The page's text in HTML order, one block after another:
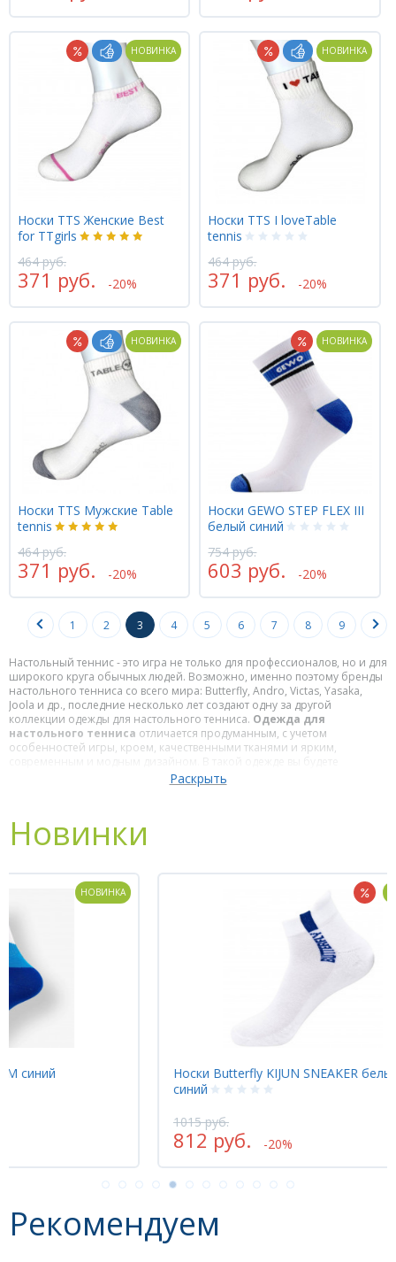
НОВИНКА
Носки TTS Женские Best
for TTgirls
464 руб.
371 руб. -20%
НОВИНКА
Носки TTS I loveTable
tennis
464 руб.
371 руб. -20%
НОВИНКА
Носки TTS Мужские Table
tennis
464 руб.
371 руб. -20%
НОВИНКА
Носки GEWO STEP FLEX III
белый синий
754 руб.
603 руб. -20%
1 2 3 4 5 6 7 8 9
Настольный теннис - это игра не только для профессионалов, но и для
широкого круга обычных людей. Возможно, именно поэтому бренды
настольного тенниса со всего мира: Butterfly, Andro, Victas, Yasaka,
Joola и др., последние несколько лет создают одну за другой
коллекции одежды для настольного тенниса. Одежда для
настольного тенниса отличается продуманным, с учетом
особенностей игры, кроем, качественными тканями и ярким,
чувствовать себя комфортно во время игры. В интернет-магазине
www.ttshop.ru представлена обширная коллекция спортивной одежды
Новинки
Носки Butterfly KIJUN SNEAKER белый
-20%
Рекомендуем